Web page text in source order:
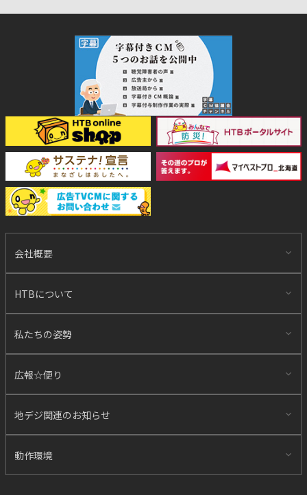
会社概要
HTBについて
私たちの姿勢
広報☆便り
地デジ関連のお知らせ
動作環境